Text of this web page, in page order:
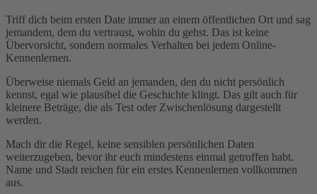
Triff dich beim ersten Date immer an einem öffentlichen Ort und sag
jemandem, dem du vertraust, wohin du gehst. Das ist keine
Übervorsicht, sondern normales Verhalten bei jedem Online-
Kennenlernen.
Überweise niemals Geld an jemanden, den du nicht persönlich
kennst, egal wie plausibel die Geschichte klingt. Das gilt auch für
kleinere Beträge, die als Test oder Zwischenlösung dargestellt
werden.
Mach dir die Regel, keine sensiblen persönlichen Daten
weiterzugeben, bevor ihr euch mindestens einmal getroffen habt.
Name und Stadt reichen für ein erstes Kennenlernen vollkommen
aus.